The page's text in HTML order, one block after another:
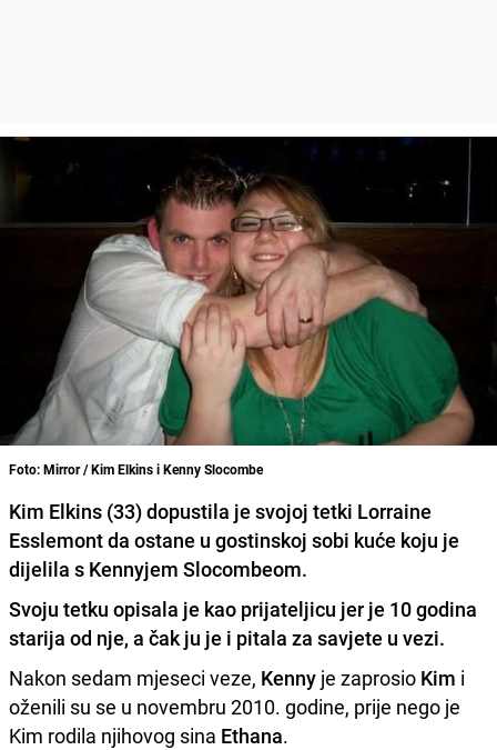
Foto: Mirror / Kim Elkins i Kenny Slocombe
Kim Elkins (33) dopustila je svojoj tetki Lorraine
Esslemont da ostane u gostinskoj sobi kuće koju je
dijelila s Kennyjem Slocombeom.
Svoju tetku opisala je kao prijateljicu jer je 10 godina
starija od nje, a čak ju je i pitala za savjete u vezi.
Nakon sedam mjeseci veze, Kenny je zaprosio Kim i
oženili su se u novembru 2010. godine, prije nego je
Kim rodila njihovog sina Ethana.